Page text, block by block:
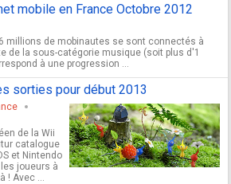
mobile en France Octobre 2012
millions de mobinautes se sont connectés à
de la sous-catégorie musique (soit plus d'1
à une progression ...
sorties pour début 2013
de la Wii
catalogue
et Nintendo
joueurs à
! Avec ...